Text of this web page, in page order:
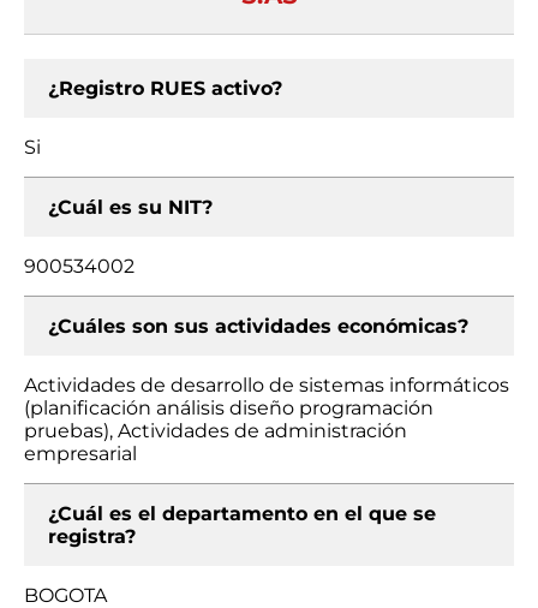
¿Registro RUES activo?
Si
¿Cuál es su NIT?
900534002
¿Cuáles son sus actividades económicas?
Actividades de desarrollo de sistemas informáticos
(planificación análisis diseño programación
pruebas), Actividades de administración
empresarial
¿Cuál es el departamento en el que se
registra?
BOGOTA